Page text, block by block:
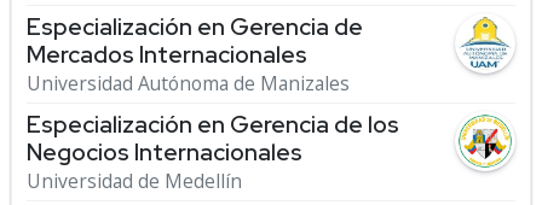
Especialización en Gerencia de
Mercados Internacionales
Universidad Autónoma de Manizales
Especialización en Gerencia de los
Negocios Internacionales
Universidad de Medellín